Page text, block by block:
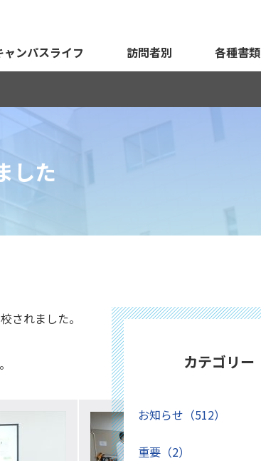
ャンパスライフ 訪問者別 各種書類
した
されました。
カテゴリー
お知らせ（512）
重要（2）